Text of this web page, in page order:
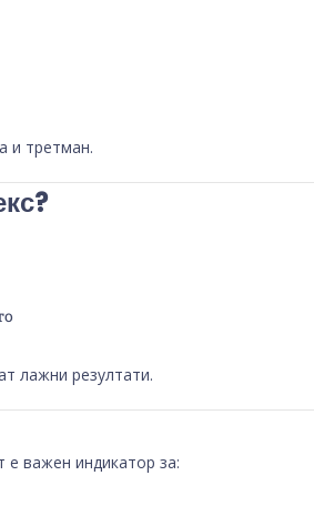
и третман.
лажни резултати.
е важен индикатор за: